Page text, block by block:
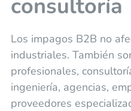
consultoría
Los impagos B2B no
industriales. También
profesionales,
ingeniería, agencias,
proveedores